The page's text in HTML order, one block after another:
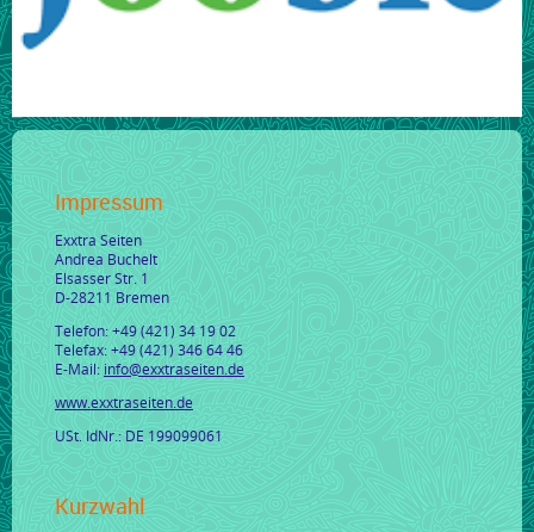
Impressum
Exxtra Seiten
Andrea Buchelt
Elsasser Str. 1
D-28211 Bremen
Telefon: +49 (421) 34 19 02
Telefax: +49 (421) 346 64 46
E-Mail: info@exxtraseiten.de
www.exxtraseiten.de
USt. IdNr.: DE 199099061
Kurzwahl